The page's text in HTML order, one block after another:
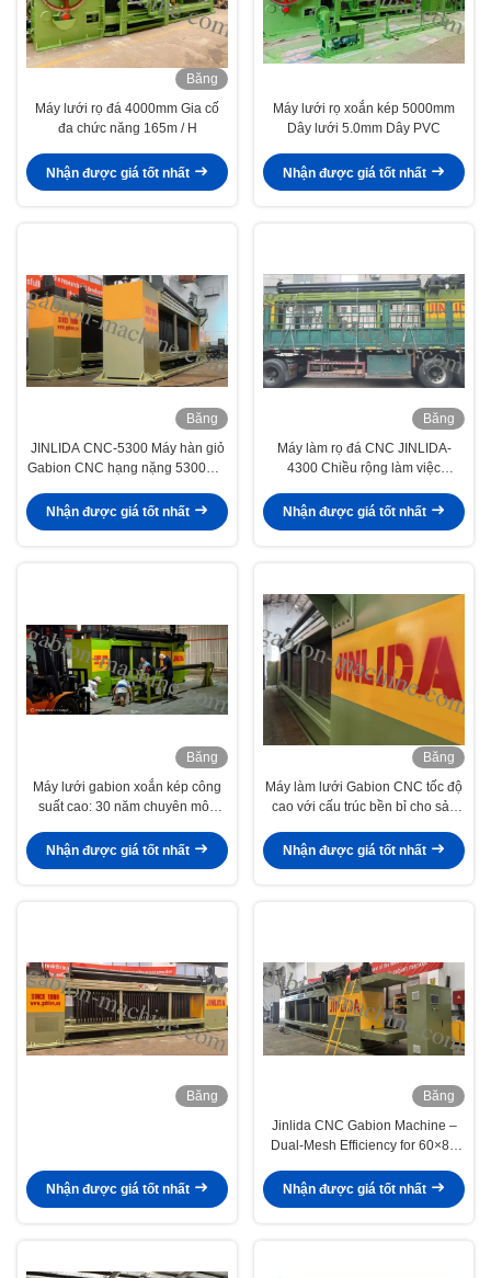
Băng
hình
Máy lưới rọ đá 4000mm Gia cố
đa chức năng 165m / H
Nhận được giá tốt nhất
Máy lưới rọ xoắn kép 5000mm
Dây lưới 5.0mm Dây PVC
Nhận được giá tốt nhất
Băng
hình
JINLIDA CNC-5300 Máy hàn giỏ
Gabion CNC hạng nặng 5300mm
xoắn kép
Nhận được giá tốt nhất
Băng
hình
Máy làm rọ đá CNC JINLIDA-
4300 Chiều rộng làm việc
điều khiển bằng servo
Nhận được giá tốt nhất
Băng
hình
Máy lưới gabion xoắn kép công
suất cao: 30 năm chuyên môn
án thủy lực và kiểm soát lũ lụt
Nhận được giá tốt nhất
Băng
hình
Máy làm lưới Gabion CNC tốc độ
cao với cấu trúc bền bỉ cho sản
Nhận được giá tốt nhất
Băng
Nhận được giá tốt nhất
Băng
hình
Jinlida CNC Gabion Machine –
Dual-Mesh Efficiency for 60×80
Nhận được giá tốt nhất